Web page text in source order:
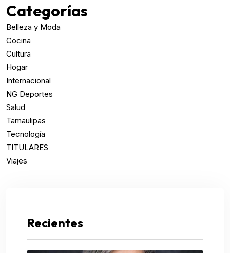
Categorías
Belleza y Moda
Cocina
Cultura
Hogar
Internacional
NG Deportes
Salud
Tamaulipas
Tecnología
TITULARES
Viajes
Recientes